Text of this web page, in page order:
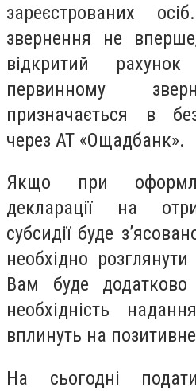
зареєстрованих
звернення не
відкритий
первинному
призначається в
через АТ «Ощадбанк».
Якщо при
декларації на
субсидії буде
необхідно
Вам буде
необхідність
вплинуть на
На сьогодні